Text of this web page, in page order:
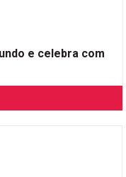
e celebra com